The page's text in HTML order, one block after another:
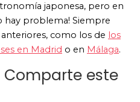
japonesa, pero en
hay problema! Siempre
como los de los
en Madrid o en Málaga.
Comparte este